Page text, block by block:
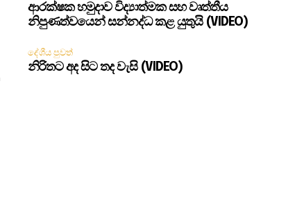
ආරක්ෂක හමුදාව විද්‍යාත්මක සහ වෘත්තීය
නිපුණත්වයෙන් සන්නද්ධ කළ යුතුයි (VIDEO)
දේශීය පුවත්
නිරිතට අද සිට තද වැසි (VIDEO)